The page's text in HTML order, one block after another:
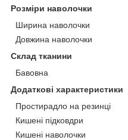
Розміри наволочки
Ширина наволочки
Довжина наволочки
Склад тканини
Бавовна
Додаткові характеристики
Простирадло на резинці
Кишені підковдри
Кишені наволочки